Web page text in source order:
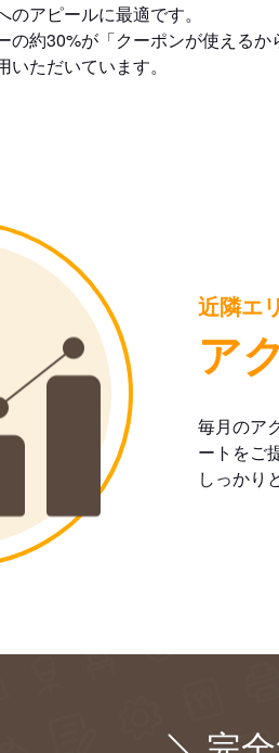
アピールに最適です。
の約30%が「クーポンが使えるか
ただいています。
近隣エ
ア
毎月のア
ートをご
しっかり